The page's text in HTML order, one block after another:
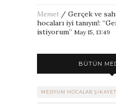
Memet / Gerçek ve
hocaları iyi tanıyın!: “
istiyorum” May 15, 13:49
BÜTÜN
MEDYUM HOCALAR